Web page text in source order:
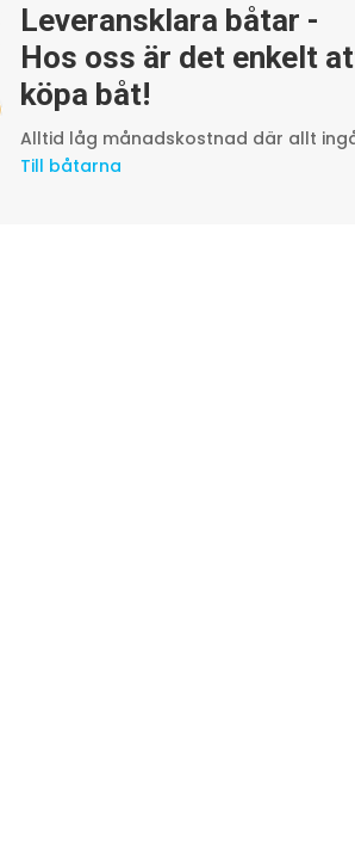
Leveransklara båtar -
Hos oss är det enkelt
köpa båt!
Alltid låg månadskostnad där allt
Till båtarna